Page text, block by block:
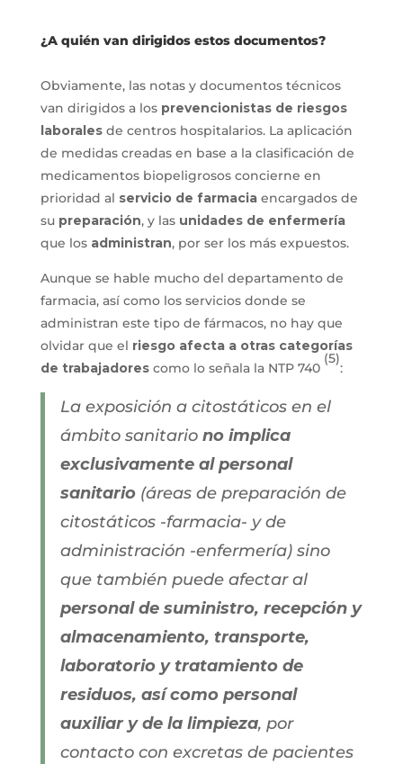
¿A quién van dirigidos estos documentos?
Obviamente, las notas y documentos técnicos
van dirigidos a los prevencionistas de riesgos
laboralesde centros hospitalarios. La aplicación
de medidas creadas en base a la clasificación de
medicamentos biopeligrosos concierne en
prioridad al servicio de farmacia encargados de
su preparación, y las unidades de enfermería
que los administran, por ser los más expuestos.
Aunque se hable mucho del departamento de
farmacia, así como los servicios donde se
administran este tipo de fármacos, no hay que
olvidar que el riesgo afecta a otras categorías
de trabajadorescomo lo señala la NTP 740
(5)
:
La exposición a citostáticos en el
ámbito sanitariono implica
exclusivamente al personal
sanitario (áreas de preparación de
citostáticos -farmacia- y de
administración -enfermería) sino
que también puede afectar al
personal de suministro, recepción y
almacenamiento, transporte,
laboratorio y tratamiento de
residuos, así como personal
auxiliar y de la limpieza, por
contacto con excretas de pacientes